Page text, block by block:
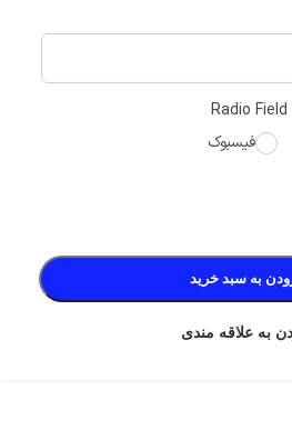
Radio Field
فیسبوک
به سبد خرید
به علاقه مندی